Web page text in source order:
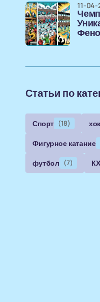
11-
Статьи по
Спорт (18)
Фигурное катание
футбол (7)